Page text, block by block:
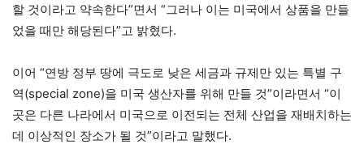
할 것이라고 약속한다”면서 “그러나 이는 미국에서 상품을 만들
었을 때만 해당된다”고 밝혔다.
이어 “연방 정부 땅에 극도로 낮은 세금과 규제만 있는 특별 구
역(special zone)을 미국 생산자를 위해 만들 것”이라면서 “이
곳은 다른 나라에서 미국으로 이전되는 전체 산업을 재배치하는
데 이상적인 장소가 될 것”이라고 말했다.